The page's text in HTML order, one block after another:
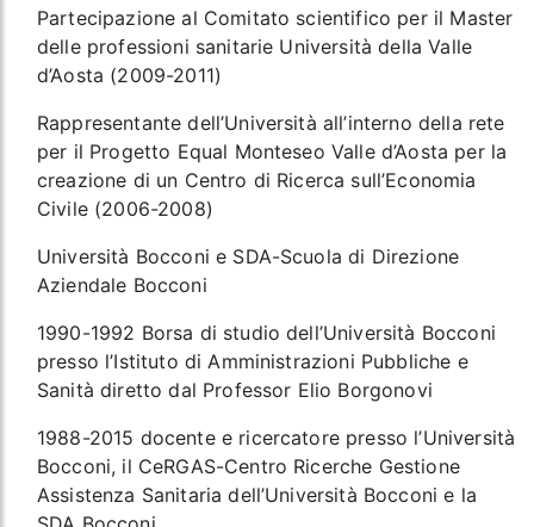
Partecipazione al Comitato scientifico per il Master
delle professioni sanitarie Università della Valle
d’Aosta (2009-2011)
Rappresentante dell’Università all’interno della rete
per il Progetto Equal Monteseo Valle d’Aosta per la
creazione di un Centro di Ricerca sull’Economia
Civile (2006-2008)
Università Bocconi e SDA-Scuola di Direzione
Aziendale Bocconi
1990-1992 Borsa di studio dell’Università Bocconi
presso l’Istituto di Amministrazioni Pubbliche e
Sanità diretto dal Professor Elio Borgonovi
1988-2015 docente e ricercatore presso l’Università
Bocconi, il CeRGAS-Centro Ricerche Gestione
Assistenza Sanitaria dell’Università Bocconi e la